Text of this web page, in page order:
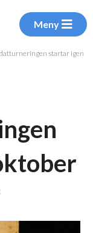
Meny
startar igen